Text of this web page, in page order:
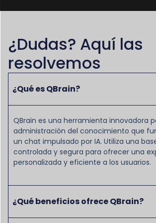
¿Dudas? Aquí las
resolvemos
¿Qué es QBrain?
QBrain es una herramienta innovadora
administración del conocimiento que
un chat impulsado por IA. Utiliza una
controlada y segura para ofrecer una
personalizada y eficiente a los usuarios.
¿Qué beneficios ofrece QBrain?